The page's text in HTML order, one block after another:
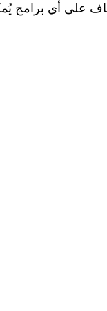
على أي برامج